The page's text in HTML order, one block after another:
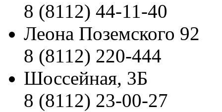
8 (8112) 44-11-40
Леона Поземского 92
8 (8112) 220-444
Шоссейная, 3Б
8 (8112) 23-00-27